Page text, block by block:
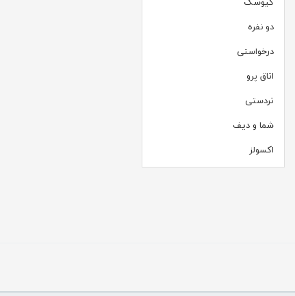
دو نفره
درخواستی
اتاق پرو
تردستی
شما و دیف
اکسولز